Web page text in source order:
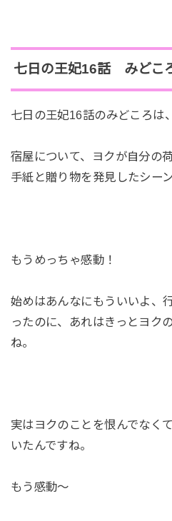
七日の王妃16話 みどこ
七日の王妃16話のみどころは、
宿屋について、ヨクが自分の
手紙と贈り物を発見したシーン
もうめっちゃ感動！
始めはあんなにもういいよ、
ったのに、あれはきっとヨク
ね。
実はヨクのことを恨んでなく
いたんですね。
もう感動～